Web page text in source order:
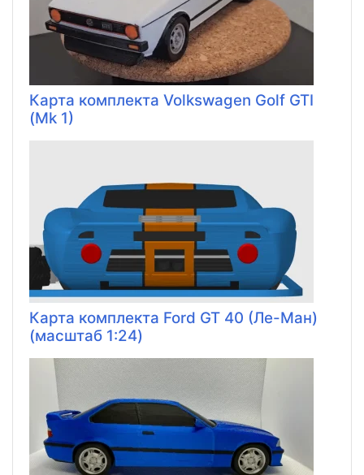
Карта комплекта Volkswagen Golf GTI
(Mk 1)
Карта комплекта Ford GT 40 (Ле-Ман)
(масштаб 1:24)